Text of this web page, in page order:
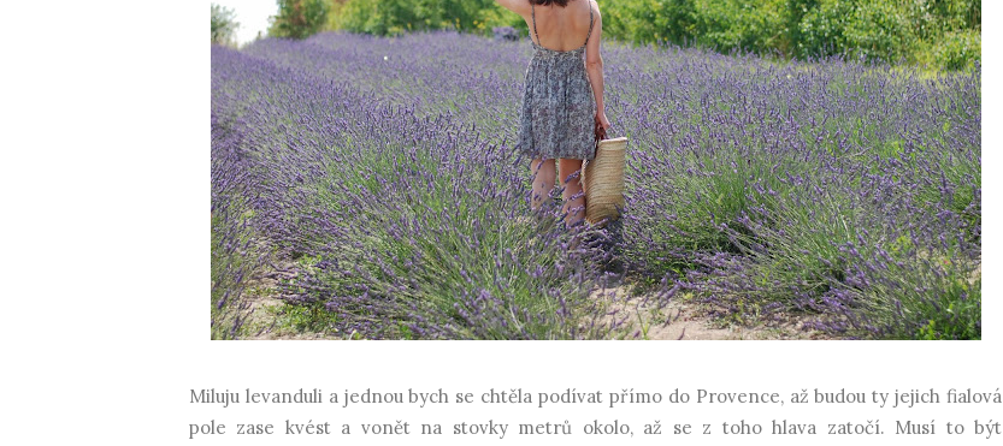
Miluju levanduli a jednou bych se chtěla podívat přímo do Provence, až budou ty jejich fialová
pole zase kvést a vonět na stovky metrů okolo, až se z toho hlava zatočí. Musí to být